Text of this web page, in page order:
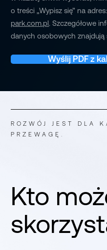
o treści „Wypisz się” na adres:
park.com.pl. Szczegółowe
danych osobowych znajdują
Wyślij PDF z
ROZWÓJ JEST DLA
PRZEWAGĘ.
Kto